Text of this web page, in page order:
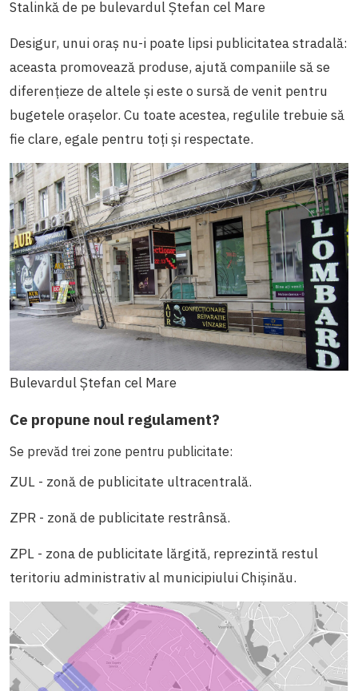
Stalinkă de pe bulevardul Ștefan cel Mare
Desigur, unui oraș nu-i poate lipsi publicitatea stradală:
aceasta promovează produse, ajută companiile să se
diferențieze de altele și este o sursă de venit pentru
bugetele orașelor. Cu toate acestea, regulile trebuie să
fie clare, egale pentru toți și respectate.
Bulevardul Ștefan cel Mare
Ce propune noul regulament?
Se prevăd trei zone pentru publicitate:
ZUL - zonă de publicitate ultracentrală.
ZPR - zonă de publicitate restrânsă.
ZPL - zona de publicitate lărgită, reprezintă restul
teritoriu administrativ al municipiuluiChişinău.